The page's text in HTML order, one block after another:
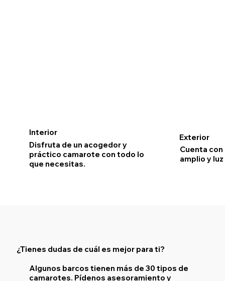
Interior
Disfruta de un acogedor y
práctico camarote con todo lo
que necesitas.
Exterior
Cuenta
amplio y
¿Tienes dudas de cuál es mejor para ti?
Algunos barcos tienen más de 30 tipos de
camarotes. Pídenos asesoramiento y